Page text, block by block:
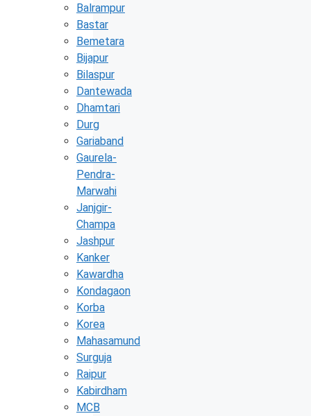
Balrampur
Bastar
Bemetara
Bijapur
Bilaspur
Dantewada
Dhamtari
Durg
Gariaband
Gaurela-
Pendra-
Marwahi
Janjgir-
Champa
Jashpur
Kanker
Kawardha
Kondagaon
Korba
Korea
Mahasamund
Surguja
Raipur
Kabirdham
MCB